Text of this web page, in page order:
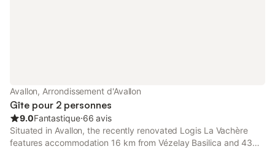
Avallon, Arrondissement d'Avallon
Gîte pour 2 personnes
9.0Fantastique⋅66 avis
Situated in Avallon, the recently renovated Logis La Vachère
features accommodation 16 km from Vézelay Basilica and 43